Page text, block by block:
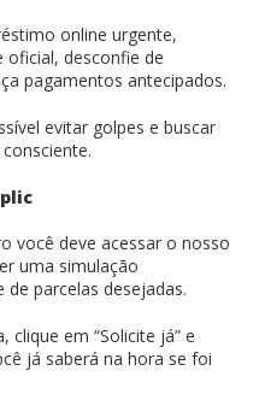
online urgente,
oficial, desconfie de
pagamentos antecipados.
evitar golpes e buscar
você deve acessar o nosso
uma simulação
parcelas desejadas.
em “Solicite já” e
já saberá na hora se foi